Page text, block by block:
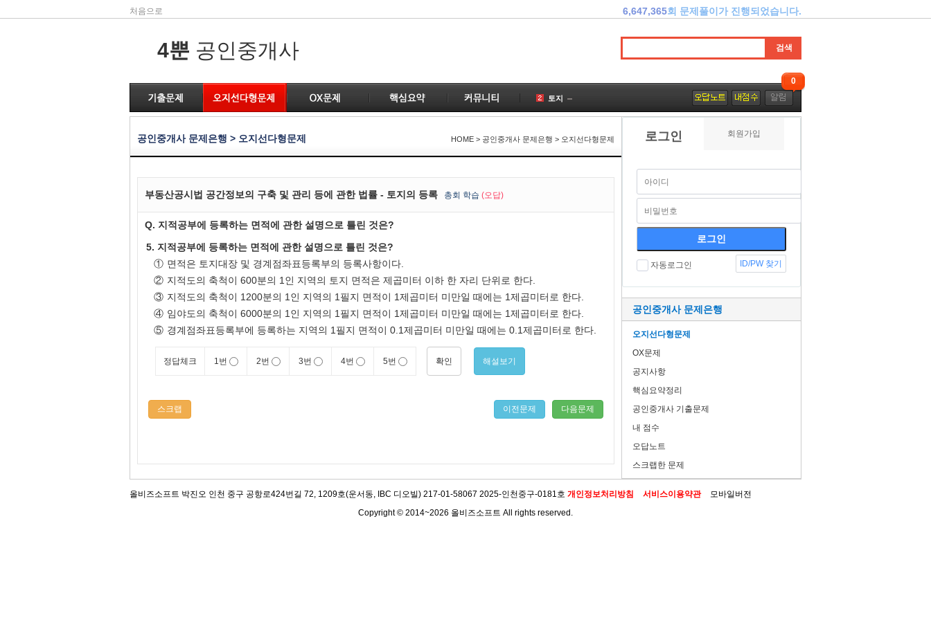
처음으로 6,647,365회 문제풀이가 진행되었습니다.
4뿐 공인중개사
0
토지
공인중개사
로그인 회원가입
자동로그인 ID/PW 찾기
공인중개사 문제은행
오지선다형문제
OX문제
공지사항
핵심요약정리
공인중개사 기출문제
내 점수
오답노트
스크랩한 문제
공인중개사 문제은행 > 오지선다형문제 HOME > 공인중개사 문제은행 > 오지선다형문제
부동산공시법 공간정보의 구축 및 관리 등에 관한 법률 - 토지의 등록 총회 학습 (오답)
Q. 지적공부에 등록하는 면적에 관한 설명으로 틀린 것은?
5. 지적공부에 등록하는 면적에 관한 설명으로 틀린 것은?
① 면적은 토지대장 및 경계점좌표등록부의 등록사항이다.
② 지적도의 축척이 600분의 1인 지역의 토지 면적은 제곱미터 이하 한 자리 단위로 한다.
③ 지적도의 축척이 1200분의 1인 지역의 1필지 면적이 1제곱미터 미만일 때에는 1제곱미터로 한다.
④ 임야도의 축척이 6000분의 1인 지역의 1필지 면적이 1제곱미터 미만일 때에는 1제곱미터로 한다.
⑤ 경계점좌표등록부에 등록하는 지역의 1필지 면적이 0.1제곱미터 미만일 때에는 0.1제곱미터로 한다.
정답체크 1번 2번 3번 4번 5번 확인 해설보기
스크랩 다음문제
이전문제
올비즈소프트 박진오 인천 중구 공항로424번길 72, 1209호(운서동, IBC 디오빌) 217-01-58067 2025-인천중구-0181호 개인정보처리방침 서비스이용약관
모바일버전
Copyright © 2014~2026 올비즈소프트 All rights reserved.